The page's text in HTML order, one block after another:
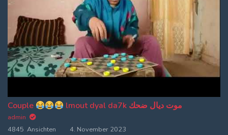
Couple lmout dyal da7k موت ديال ضحك
admin
4845 Ansichten
4. November 2023